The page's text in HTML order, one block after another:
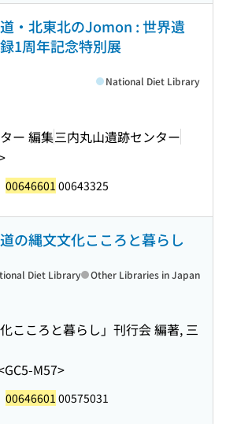
・北東北のJomon : 世界遺
1周年記念特別展
ー 編集三内丸山遺跡センター
National Diet Library
00646601 00643325
の縄文文化こころと暮らし
こころと暮らし」刊行会 編著, 三
M57>
Diet Library Other Libraries in Japan
00646601 00575031